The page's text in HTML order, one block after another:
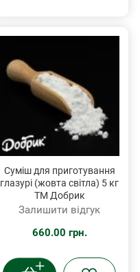
Суміш для приготування
глазурі (жовта світла) 5 кг
ТМ Добрик
Залишити відгук
660.00 грн.